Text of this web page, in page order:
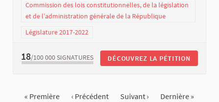
Commission des lois constitutionnelles, de la législation
et de l’administration générale de la République
Législature 2017-2022
18/100 000 SIGNATURES DÉCOUVREZ LA PÉTITION
« Première ‹ Précédent Suivant › Dernière »